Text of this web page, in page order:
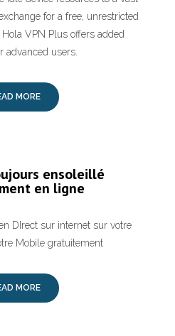
for a free, unrestricted
VPN Plus offers added
advanced users.
MORE
ensoleillé
en ligne
DIrect sur internet sur votre
Mobile gratuitement
MORE